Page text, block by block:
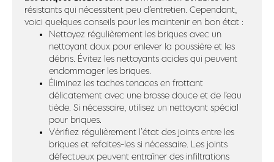
résistants qui nécessitent peu d’entretien. Cependant,
voici quelques conseils pour les maintenir en bon état :
Nettoyez régulièrement les briques avec un
nettoyant doux pour enlever la poussière et les
débris. Évitez les nettoyants acides qui peuvent
endommager les briques.
Éliminez les taches tenaces en frottant
délicatement avec une brosse douce et de l’eau
tiède. Si nécessaire, utilisez un nettoyant spécial
pour briques.
Vérifiez régulièrement l’état des joints entre les
briques et refaites-les si nécessaire. Les joints
défectueux peuvent entraîner des infiltrations